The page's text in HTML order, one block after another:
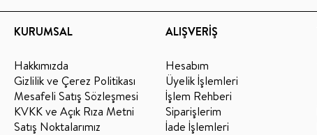
KURUMSAL
Hakkımızda
Gizlilik ve Çerez Politikası
Mesafeli Satış Sözleşmesi
KVKK ve Açık Rıza Metni
Satış Noktalarımız
ALIŞVERİŞ
Hesabım
Üyelik İşlemleri
İşlem Rehberi
Siparişlerim
İade İşlemleri